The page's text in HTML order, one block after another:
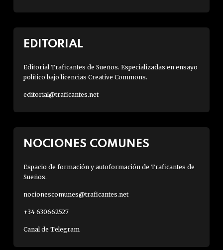
EDITORIAL
Editorial Traficantes de Sueños. Especializadas en ensayo
político bajo licencias Creative Commons.
editorial@traficantes.net
NOCIONES COMUNES
Espacio de formación y autoformación de Traficantes de
Sueños.
nocionescomunes@traficantes.net
+34 630662527
Canal de Telegram